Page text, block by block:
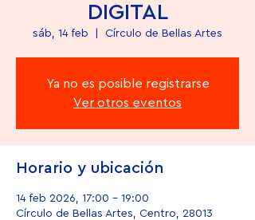
DIGITAL
sáb, 14 feb Círculo de Bellas Artes
Ya no es posible registrarse
Ver otros eventos
Horario y ubicación
14 feb 2026, 17:00 – 19:00
Círculo de Bellas Artes, Centro, 28013